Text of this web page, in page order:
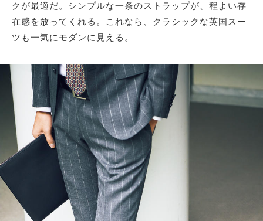
クが最適だ。シンプルな一条のストラップが、程よい存
在感を放ってくれる。これなら、クラシックな英国スー
ツも一気にモダンに見える。